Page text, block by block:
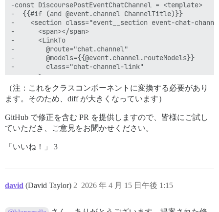
-const DiscoursePostEventChatChannel = <template>
-  {{#if (and @event.channel ChannelTitle)}}
-    <section class="event__section event-chat-
-      <span></span>
-      <LinkTo
-        @route="chat.channel"
-        @models={{@event.channel.routeModels}}
-        class="chat-channel-link"
-      >
-        <ChannelTitle @channel={{@event.channel}} />
-      </LinkTo>
-    </section>
-</template>;
-
+  <template>
+        <LinkTo
+          @route="chat.channel"
+          class="chat-channel-link"
（注：これをクラスコンポーネントに変換する必要があり
ます。そのため、diff が大きくなっています）
GitHub で修正を含む PR を提供しますので、皆様にご試し
ていただき、ご意見をお聞かせください。
「いいね！」 3
david (David Taylor) 2026 年 4 月 15 日午後 1:15
2